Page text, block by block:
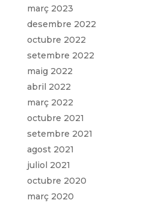
març 2023
desembre 2022
octubre 2022
setembre 2022
maig 2022
abril 2022
març 2022
octubre 2021
setembre 2021
agost 2021
juliol 2021
octubre 2020
març 2020